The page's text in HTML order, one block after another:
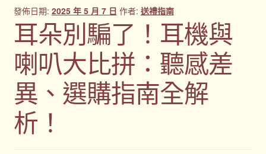
企業禮品
印刷方式
台灣禮品
商店
客製化商品
發佈日期: 2025 年 5 月 7 日 作者: 送禮指南
耳朵別騙了！耳機與
喇叭大比拼：聽感差
異、選購指南全解
析！